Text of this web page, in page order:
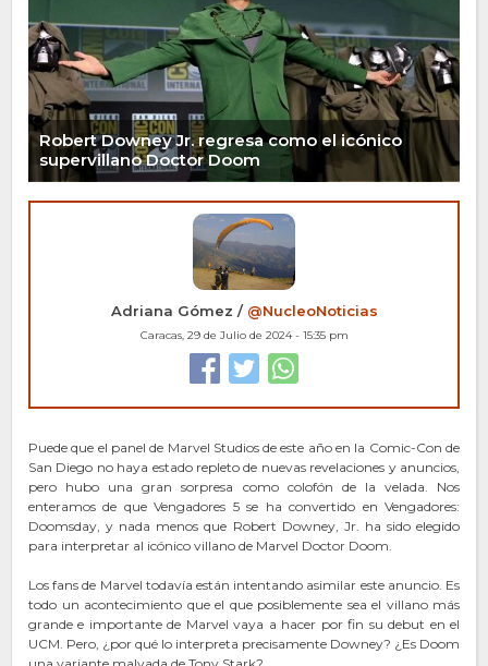
Robert Downey Jr. regresa como el icónico
supervillano Doctor Doom
Adriana Gómez / @NucleoNoticias
Caracas, 29 de Julio de 2024 - 15:35 pm
Puede que el panel de Marvel Studios de este año en la Comic-Con de
San Diego no haya estado repleto de nuevas revelaciones y anuncios,
pero hubo una gran sorpresa como colofón de la velada. Nos
enteramos de que Vengadores 5 se ha convertido en Vengadores:
Doomsday, y nada menos que Robert Downey, Jr. ha sido elegido
para interpretar al icónico villano de Marvel Doctor Doom.
Los fans de Marvel todavía están intentando asimilar este anuncio. Es
todo un acontecimiento que el que posiblemente sea el villano más
grande e importante de Marvel vaya a hacer por fin su debut en el
UCM. Pero, ¿por qué lo interpreta precisamente Downey? ¿Es Doom